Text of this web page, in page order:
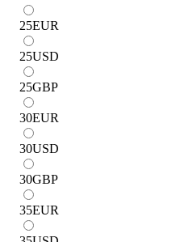
25EUR
25USD
25GBP
30EUR
30USD
30GBP
35EUR